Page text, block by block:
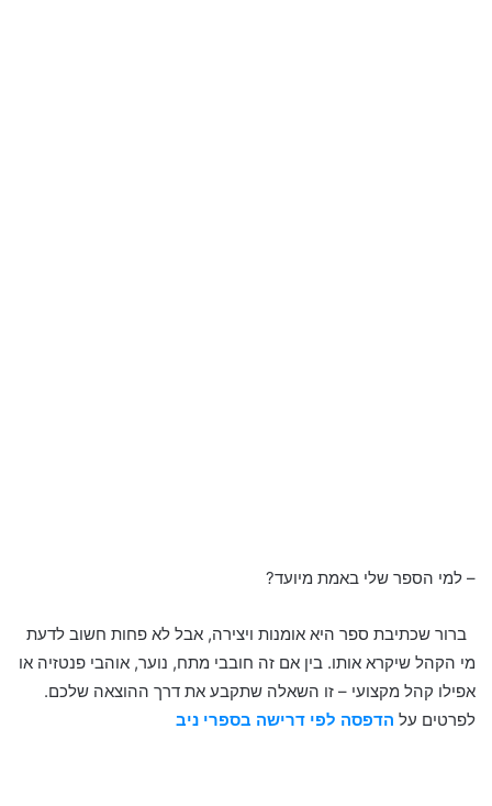
– למי הספר שלי באמת מיועד?
ברור שכתיבת ספר היא אומנות ויצירה, אבל לא פחות חשוב לדעת
מי הקהל שיקרא אותו. בין אם זה חובבי מתח, נוער, אוהבי פנטזיה או
אפילו קהל מקצועי – זו השאלה שתקבע את דרך ההוצאה שלכם.
לפרטים על הדפסה לפי דרישה בספרי ניב